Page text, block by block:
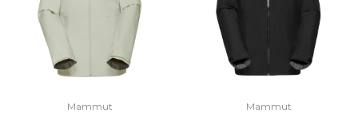
Mammut Mammut